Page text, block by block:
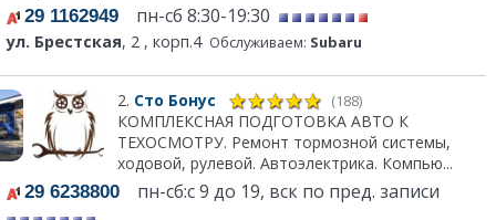
29 1162949 пн-сб 8:30-19:30
ул. Брестская, 2 , корп.4 Обслуживаем: Subaru
2. Сто Бонус (188)
КОМПЛЕКСНАЯ ПОДГОТОВКА АВТО К
ТЕХОСМОТРУ. Ремонт тормозной системы,
ходовой, рулевой. Автоэлектрика. Компью...
29 6238800 пн-сб:с 9 до 19, вск по пред. записи